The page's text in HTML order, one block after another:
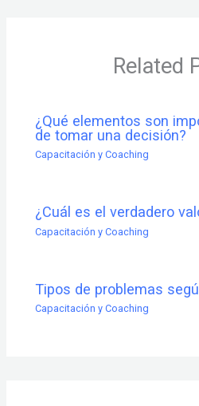
Related
¿Qué elementos son
de tomar una decisión?
Capacitación y Coaching
¿Cuál es el verdadero
Capacitación y Coaching
Tipos de problemas
Capacitación y Coaching